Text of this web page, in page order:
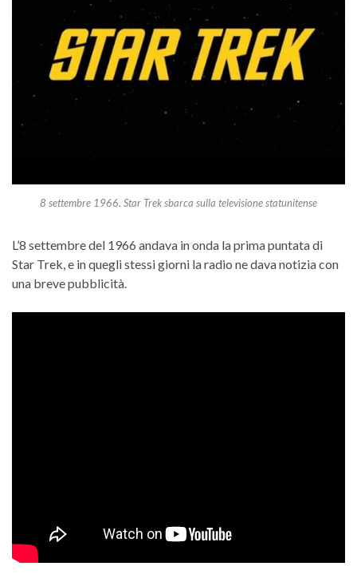
8 settembre 1966. Star Trek sbarca sulla televisione statunitense
L’8 settembre del 1966 andava in onda la prima puntata di
Star Trek, e in quegli stessi giorni la radio ne dava notizia con
una breve pubblicità.